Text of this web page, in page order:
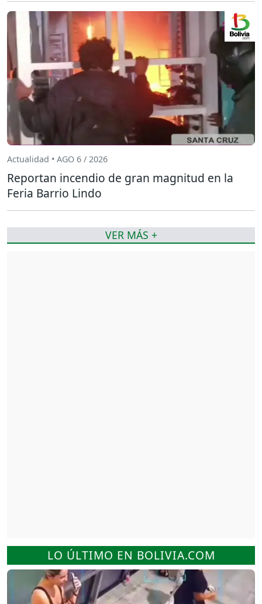
LO ÚLTIMO EN BOLIVIA.COM
Actualidad • AGO 6 / 2026
Reportan incendio de gran magnitud en la
Feria Barrio Lindo
VER MÁS +